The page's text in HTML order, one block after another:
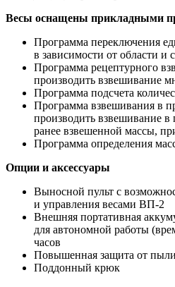
Весы оснащены прикладными
Программа переключения
в зависимости от области и
Программа рецептурного
производить взвешивание
Программа подсчета
Программа взвешивания в
производить взвешивание в
ранее взвешенной массы,
Программа определения
Опции и аксессуары
Выносной пульт с
и управления весами ВП-2
Внешняя портативная
для автономной работы
часов
Повышенная защита от
Поддонный крюк